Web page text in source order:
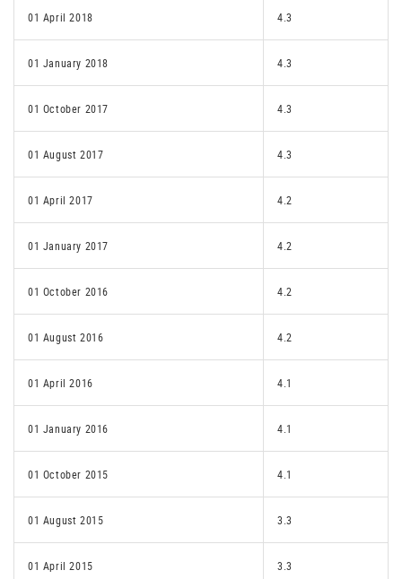
01 April 2018 4.3
01 January 2018 4.3
01 October 2017 4.3
01 August 2017 4.3
01 April 2017 4.2
01 January 2017 4.2
01 October 2016 4.2
01 August 2016 4.2
01 April 2016 4.1
01 January 2016 4.1
01 October 2015 4.1
01 August 2015 3.3
01 April 2015 3.3